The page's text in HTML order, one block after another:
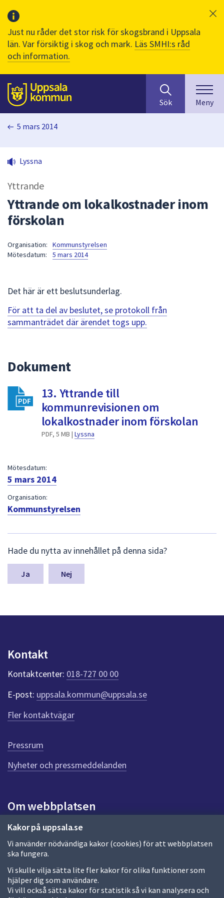
Just nu råder det stor risk för skogsbrand i Uppsala
län. Var försiktig i skog och mark. Läs SMHI:s råd
och information.
Till sidans
huvudinnehåll
efter
innehåll
på
sökfältet
kommer
för
att
navigera
att
välja
något
Sök Meny
Kakor på uppsala.se
Vi använder nödvändiga kakor (cookies) för att webbplatsen
ska fungera.
Vi skulle vilja sätta lite fler kakor för olika funktioner som
hjälper dig som användare.
Vi vill också sätta kakor för statistik så vi kan analysera och
5 mars 2014
Lyssna
Yttrande
Yttrande om lokalkostnader inom
förskolan
Organisation:
Kommunstyrelsen
Mötesdatum:
5 mars 2014
Det här är ett beslutsunderlag.
För att ta del av beslutet, se protokoll från
sammanträdet där ärendet togs upp.
Dokument
13. Yttrande till
kommunrevisionen om
lokalkostnader inom förskolan
PDF, 5 MB | Lyssna
Mötesdatum:
5 mars 2014
Organisation:
Kommunstyrelsen
ä
m
a
n
k
t
e
r
f
ö
r
e
n
n
a
d
a
Hade du nytta av innehållet på denna sida?
Nej
Kontakt
Kontaktcenter: 018-727 00 00
E-post: uppsala.kommun@uppsala.se
Fler kontaktvägar
Pressrum
Nyheter och pressmeddelanden
Om webbplatsen
Om webbplatsen
Allmänna handlingar och diarium
Behandling av personuppgifter
Kakor